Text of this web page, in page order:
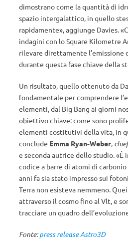
dimostrano come la quantità di
spazio intergalattico, in quello
rapidamente», aggiunge Davies.
indagini con lo Square Kilometre
rilevare direttamente l’emissione
durante questa fase chiave della
Un risultato, quello ottenuto da
fondamentale per comprendere
elementi, dal Big Bang ai giorni
obiettivo chiave: come sono
elementi costitutivi della vita, in
conclude Emma Ryan-Weber,
e seconda autrice dello studio. «È
codice a barre di atomi di
anni fa sia stato impresso sui
Terra non esisteva nemmeno.
attraverso il cosmo fino al Vlt, e
tracciare un quadro
Fonte:press release Astro3D